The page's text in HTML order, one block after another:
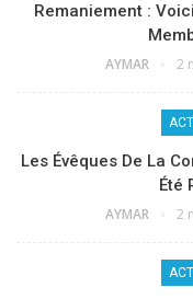
Remaniement :
AYMAR 2
Les Évêques De La
Été
AYMAR 2